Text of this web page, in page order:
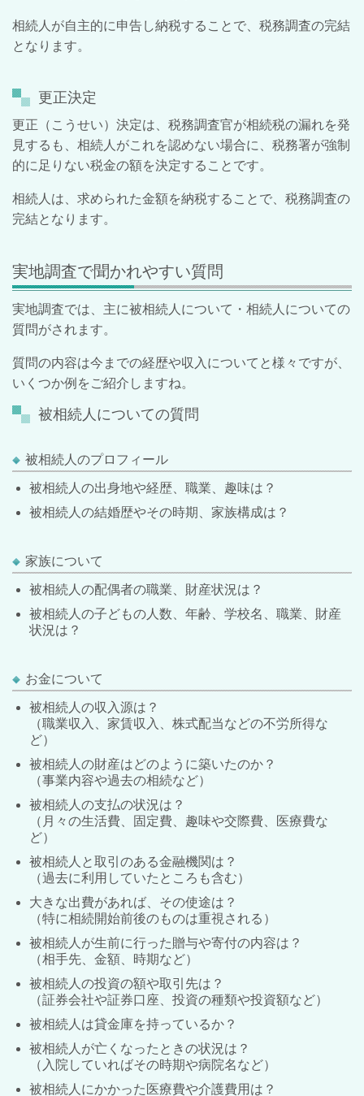
相続人が自主的に申告し納税することで、税務調査の完結
となります。
更正決定
更正（こうせい）決定は、税務調査官が相続税の漏れを発
見するも、相続人がこれを認めない場合に、税務署が強制
的に足りない税金の額を決定することです。
相続人は、求められた金額を納税することで、税務調査の
完結となります。
実地調査で聞かれやすい質問
実地調査では、主に被相続人について・相続人についての
質問がされます。
質問の内容は今までの経歴や収入についてと様々ですが、
いくつか例をご紹介しますね。
被相続人についての質問
被相続人のプロフィール
被相続人の出身地や経歴、職業、趣味は？
被相続人の結婚歴やその時期、家族構成は？
家族について
被相続人の配偶者の職業、財産状況は？
被相続人の子どもの人数、年齢、学校名、職業、財産
状況は？
お金について
被相続人の収入源は？
（職業収入、家賃収入、株式配当などの不労所得な
ど）
被相続人の財産はどのように築いたのか？
（事業内容や過去の相続など）
被相続人の支払の状況は？
（月々の生活費、固定費、趣味や交際費、医療費な
ど）
被相続人と取引のある金融機関は？
（過去に利用していたところも含む）
大きな出費があれば、その使途は？
（特に相続開始前後のものは重視される）
被相続人が生前に行った贈与や寄付の内容は？
（相手先、金額、時期など）
被相続人の投資の額や取引先は？
（証券会社や証券口座、投資の種類や投資額など）
被相続人は貸金庫を持っているか？
被相続人が亡くなったときの状況は？
（入院していればその時期や病院名など）
被相続人にかかった医療費や介護費用は？